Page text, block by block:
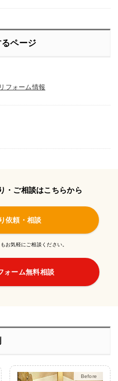
ページ
フォーム情報
・ご相談はこちらから
依頼・相談
お気軽にご相談ください。
ォーム無料相談
After